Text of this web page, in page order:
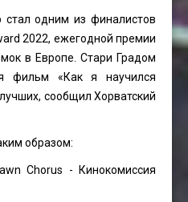
стал одним из финалистов
2022, ежегодной премии
в Европе. Стари Градом
фильм «Как я научился
сообщил Хорватский
образом:
Chorus - Кинокомиссия